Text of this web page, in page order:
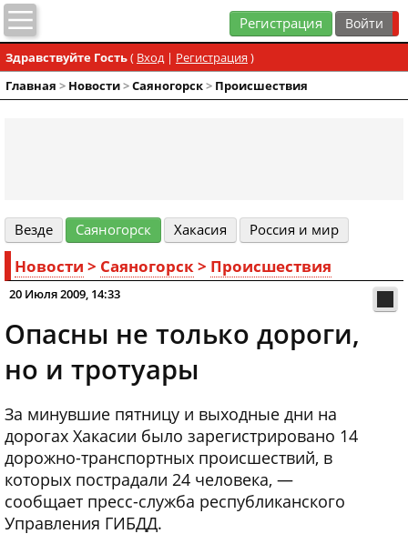
Регистрация
Здравствуйте Гость( Вход| Регистрация )
Главная > Новости>Cаяногорск> Происшествия
Везде Cаяногорск Хакасия Россия и мир
Новости > Cаяногорск> Происшествия
20 Июля 2009, 14:33
Опасны не только дороги,
но и тротуары
За минувшие пятницу и выходные дни на
дорогах Хакасии было зарегистрировано 14
дорожно-транспортных происшествий, в
которых пострадали 24 человека, —
сообщает пресс-служба республиканского
Управления ГИБДД.